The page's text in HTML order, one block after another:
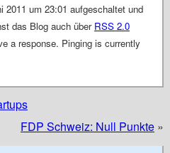
2011 um 23:01 aufgeschaltet und
das Blog auch über RSS 2.0
a response. Pinging is currently
FDP Schweiz: Null Punkte »